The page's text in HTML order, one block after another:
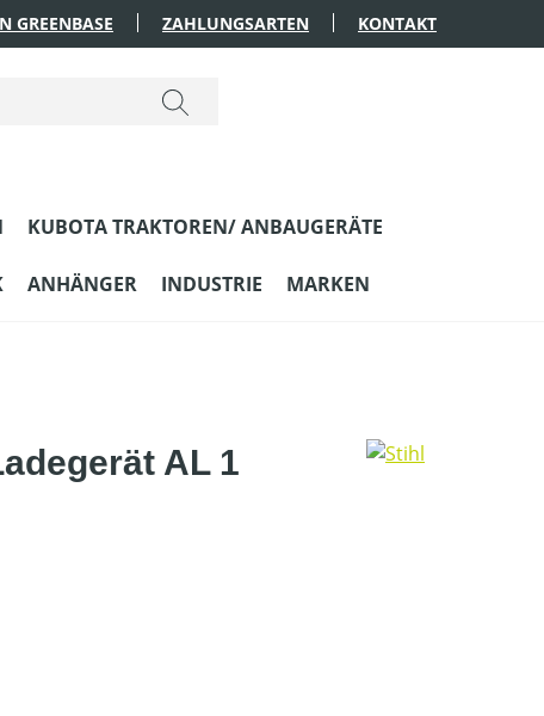
GREENBASE ZAHLUNGSARTEN KONTAKT
KUBOTA TRAKTOREN/ ANBAUGERÄTE
ANHÄNGER INDUSTRIE MARKEN
AL 1